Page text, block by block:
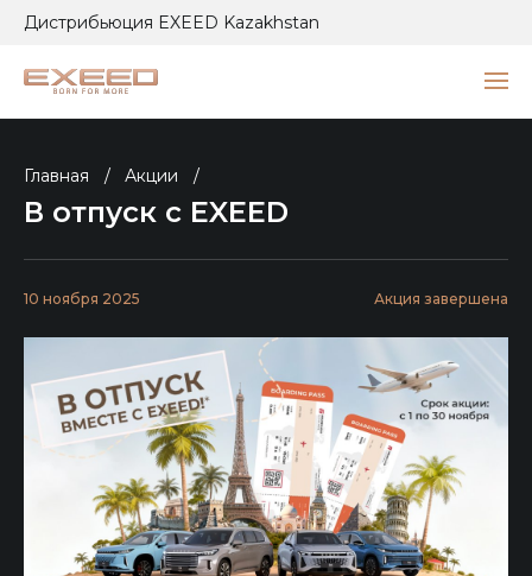
Дистрибьюция EXEED Kazakhstan
Главная / Акции /
В отпуск с EXEED
10 ноября 2025 Акция завершена